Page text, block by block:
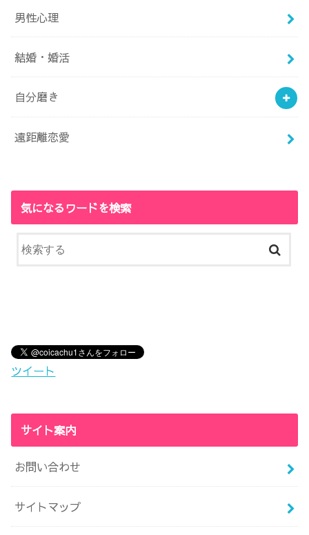
男性心理
結婚・婚活
自分磨き
遠距離恋愛
気になるワードを検索
ツイート
サイト案内
お問い合わせ
サイトマップ